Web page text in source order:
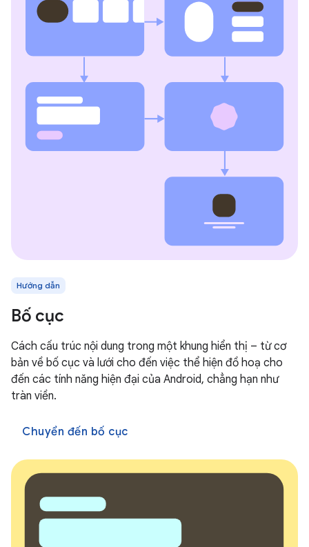
Hướng dẫn
Bố cục
Cách cấu trúc nội dung trong một khung hiển thị – từ cơ
bản về bố cục và lưới cho đến việc thể hiện đồ hoạ cho
đến các tính năng hiện đại của Android, chẳng hạn như
tràn viền.
Chuyển đến bố cục